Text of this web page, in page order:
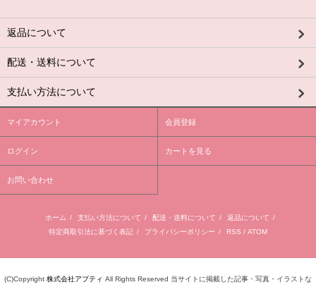
返品について
配送・送料について
支払い方法について
マイアカウント 会員登録
ログイン カートを見る
お問い合わせ
ホーム / 支払い方法について / 配送・送料について / 返品について /
特定商取引法に基づく表記 / プライバシーポリシー / RSS / ATOM
(C)Copyright 株式会社アプティ All Rights Reserved 当サイトに掲載した記事・写真・イラストな